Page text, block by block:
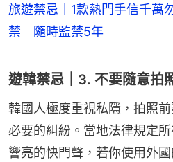
旅遊禁忌｜1款熱門手信千
禁 隨時監禁5年
遊韓禁忌｜3. 不要隨意拍
韓國人極度重視私隱，拍照
必要的糾紛。當地法律規定
響亮的快門聲，若你使用外